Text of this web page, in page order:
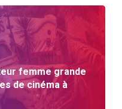
femme grande
de cinéma à